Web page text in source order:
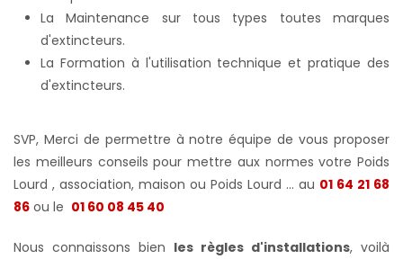
La Maintenance sur tous types toutes marques
d'extincteurs.
La Formation à l'utilisation technique et pratique des
d'extincteurs.
SVP, Merci de permettre à notre équipe de vous proposer
les meilleurs conseils pour mettre aux normes votre Poids
Lourd , association, maison ou Poids Lourd ... au 01 64 21 68
86 ou le 01 60 08 45 40
Nous connaissons bien les règles d'installations, voilà